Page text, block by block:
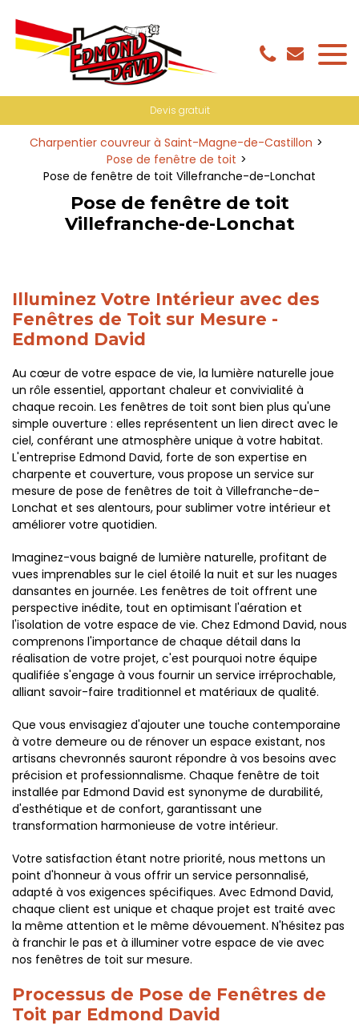
Devis gratuit
Charpentier couvreur à Saint-Magne-de-Castillon
Pose de fenêtre de toit
Pose de fenêtre de toit Villefranche-de-Lonchat
Pose de fenêtre de toit
Villefranche-de-Lonchat
Illuminez Votre Intérieur avec des
Fenêtres de Toit sur Mesure -
Edmond David
Au cœur de votre espace de vie, la lumière naturelle joue
un rôle essentiel, apportant chaleur et convivialité à
chaque recoin. Les fenêtres de toit sont bien plus qu'une
simple ouverture : elles représentent un lien direct avec le
ciel, conférant une atmosphère unique à votre habitat.
L'entreprise Edmond David, forte de son expertise en
charpente et couverture, vous propose un service sur
mesure de pose de fenêtres de toit à Villefranche-de-
Lonchat et ses alentours, pour sublimer votre intérieur et
améliorer votre quotidien.
Imaginez-vous baigné de lumière naturelle, profitant de
vues imprenables sur le ciel étoilé la nuit et sur les nuages
dansantes en journée. Les fenêtres de toit offrent une
perspective inédite, tout en optimisant l'aération et
l'isolation de votre espace de vie. Chez Edmond David, nous
comprenons l'importance de chaque détail dans la
réalisation de votre projet, c'est pourquoi notre équipe
qualifiée s'engage à vous fournir un service irréprochable,
alliant savoir-faire traditionnel et matériaux de qualité.
Que vous envisagiez d'ajouter une touche contemporaine
à votre demeure ou de rénover un espace existant, nos
artisans chevronnés sauront répondre à vos besoins avec
précision et professionnalisme. Chaque fenêtre de toit
installée par Edmond David est synonyme de durabilité,
d'esthétique et de confort, garantissant une
transformation harmonieuse de votre intérieur.
Votre satisfaction étant notre priorité, nous mettons un
point d'honneur à vous offrir un service personnalisé,
adapté à vos exigences spécifiques. Avec Edmond David,
chaque client est unique et chaque projet est traité avec
la même attention et le même dévouement. N'hésitez pas
à franchir le pas et à illuminer votre espace de vie avec
nos fenêtres de toit sur mesure.
Processus de Pose de Fenêtres de
Toit par Edmond David